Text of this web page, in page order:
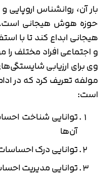
بار آن، روانشناس اروپایی
حوزه هوش هیجانی
هیجانی ابداع کند تا با
و اجتماعی افراد مختلف
وی برای ارزیابی
مولفه تعریف کرد که در
است:
توانایی شناخت
آن‌ها
توانایی درک
توانایی مدیریت